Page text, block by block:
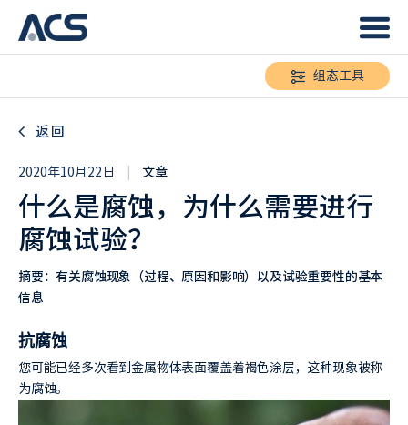
组态工具
返回
2020年10月22日 文章
什么是腐蚀，为什么需要进行
腐蚀试验？
摘要：有关腐蚀现象（过程、原因和影响）以及试验重要性的基本
信息
抗腐蚀
您可能已经多次看到金属物体表面覆盖着褐色涂层，这种现象被称
为腐蚀。